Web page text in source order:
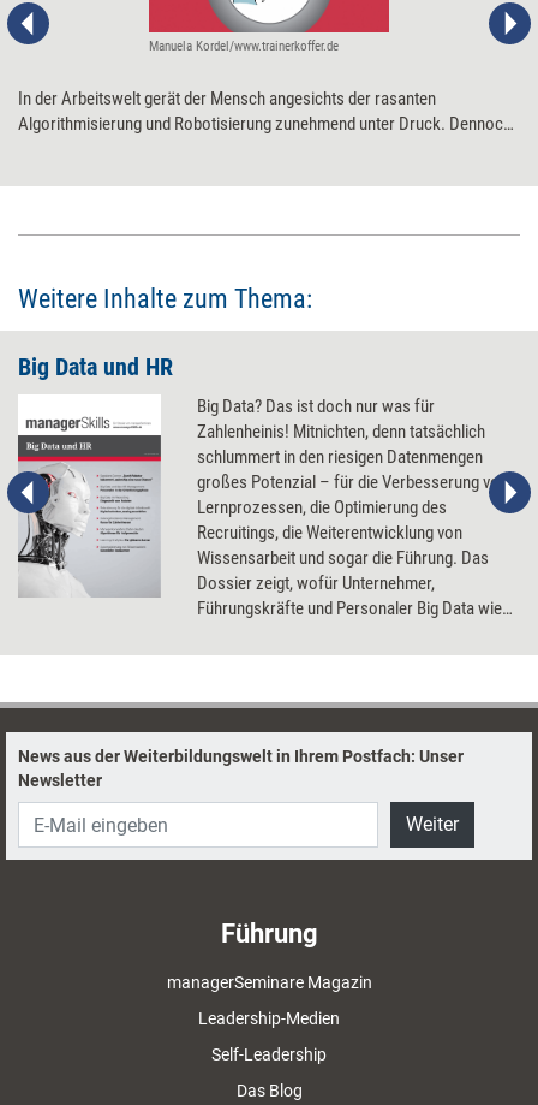
Manuela Kordel/www.trainerkoffer.de
In der Arbeitswelt gerät der Mensch angesichts der rasanten
Algorithmisierung und Robotisierung zunehmend unter Druck. Dennoch
Weitere Inhalte zum Thema:
Big Data und HR
Big Data? Das ist doch nur was für
Zahlenheinis! Mitnichten, denn tatsächlich
schlummert in den riesigen Datenmengen
großes Potenzial – für die Verbesserung von
Lernprozessen, die Optimierung des
Recruitings, die Weiterentwicklung von
Wissensarbeit und sogar die Führung. Das
Dossier zeigt, wofür Unternehmer,
Führungskräfte und Personaler Big Data wie
News aus der Weiterbildungswelt in Ihrem Postfach: Unser
Newsletter
Weiter
Führung
managerSeminare Magazin
Leadership-Medien
Self-Leadership
Das Blog